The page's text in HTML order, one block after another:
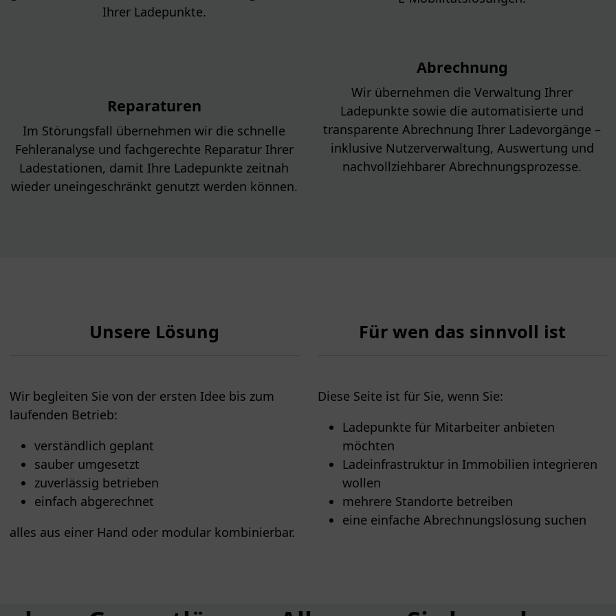
Ihrer Ladepunkte.
Reparaturen
Im Störungsfall übernehmen wir die schnelle
Fehleranalyse und fachgerechte Reparatur Ihrer
Ladestationen, damit Ihre Ladepunkte zeitnah
wieder uneingeschränkt genutzt werden können.
Abrechnung
Wir übernehmen die Verwaltung Ihrer
Ladepunkte sowie die automatisierte und
transparente Abrechnung Ihrer Ladevorgänge –
inklusive Nutzerverwaltung, Auswertung und
nachvollziehbarer Abrechnungsprozesse.
Unsere Lösung
Wir begleiten Sie von der ersten Idee bis zum
laufenden Betrieb:
verständlich geplant
sauber umgesetzt
zuverlässig betrieben
einfach abgerechnet
alles aus einer Hand oder modular kombinierbar.
Für wen das sinnvoll ist
Diese Seite ist für Sie, wenn Sie:
Ladepunkte für Mitarbeiter anbieten
möchten
Ladeinfrastruktur in Immobilien integrieren
wollen
mehrere Standorte betreiben
eine einfache Abrechnungslösung suchen